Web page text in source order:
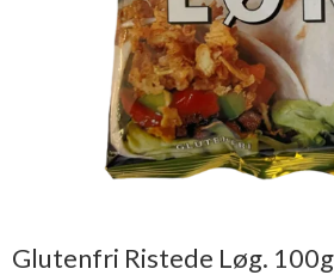
Glutenfri Ristede Løg.